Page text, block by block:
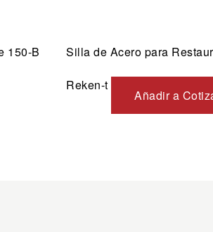
150-B Silla de Acero para
Reken-t
Añadir a